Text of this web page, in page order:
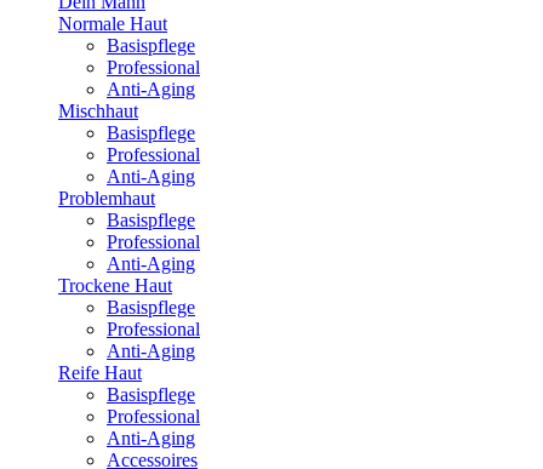
Normale Haut
Basispflege
Professional
Anti-Aging
Mischhaut
Basispflege
Professional
Anti-Aging
Problemhaut
Basispflege
Professional
Anti-Aging
Trockene Haut
Basispflege
Professional
Anti-Aging
Reife Haut
Basispflege
Professional
Anti-Aging
Accessoires